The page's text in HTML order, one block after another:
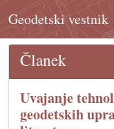
Geodetski vestnik
Članek
Uvajanje
geodetskih